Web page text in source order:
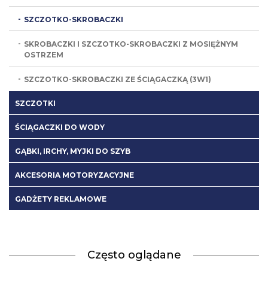
SZCZOTKO-SKROBACZKI
SKROBACZKI I SZCZOTKO-SKROBACZKI Z MOSIĘŻNYM
OSTRZEM
SZCZOTKO-SKROBACZKI ZE ŚCIĄGACZKĄ (3W1)
SZCZOTKI
ŚCIĄGACZKI DO WODY
GĄBKI, IRCHY, MYJKI DO SZYB
AKCESORIA MOTORYZACYJNE
GADŻETY REKLAMOWE
Często oglądane